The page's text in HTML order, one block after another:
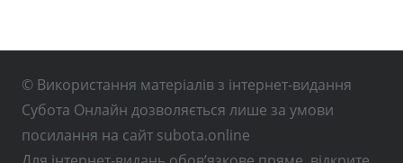
© Використання матеріалів з інтернет-видання
Субота Онлайн дозволяється лише за умови
посилання на сайт subota.online